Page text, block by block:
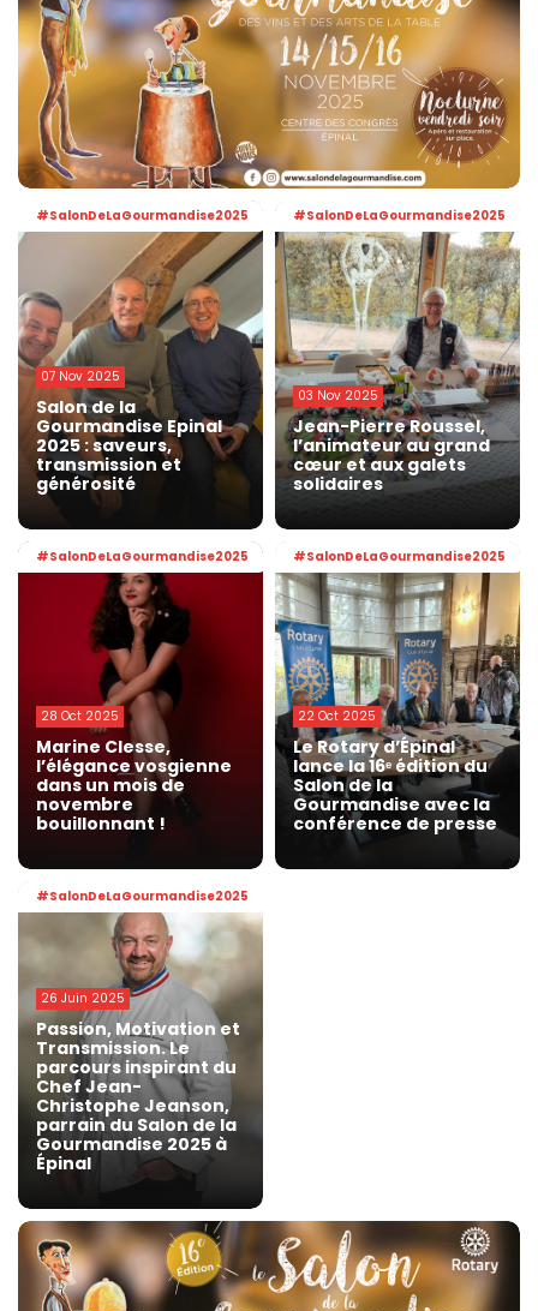
#SalonDeLaGourmandise2025
07 Nov 2025
Salon de la
Gourmandise Epinal
2025 : saveurs,
transmission et
générosité
#SalonDeLaGourmandise2025
03 Nov 2025
Jean-Pierre Roussel,
l’animateur au grand
cœur et aux galets
solidaires
#SalonDeLaGourmandise2025
28 Oct 2025
Marine Clesse,
l’élégance vosgienne
dans un mois de
novembre
bouillonnant !
#SalonDeLaGourmandise2025
22 Oct 2025
Le Rotary d’Épinal
lance la 16ᵉ édition du
Salon de la
Gourmandise avec la
conférence de presse
#SalonDeLaGourmandise2025
26 Juin 2025
Passion, Motivation et
Transmission. Le
parcours inspirant du
Chef Jean-
Christophe Jeanson,
parrain du Salon de la
Gourmandise 2025 à
Épinal